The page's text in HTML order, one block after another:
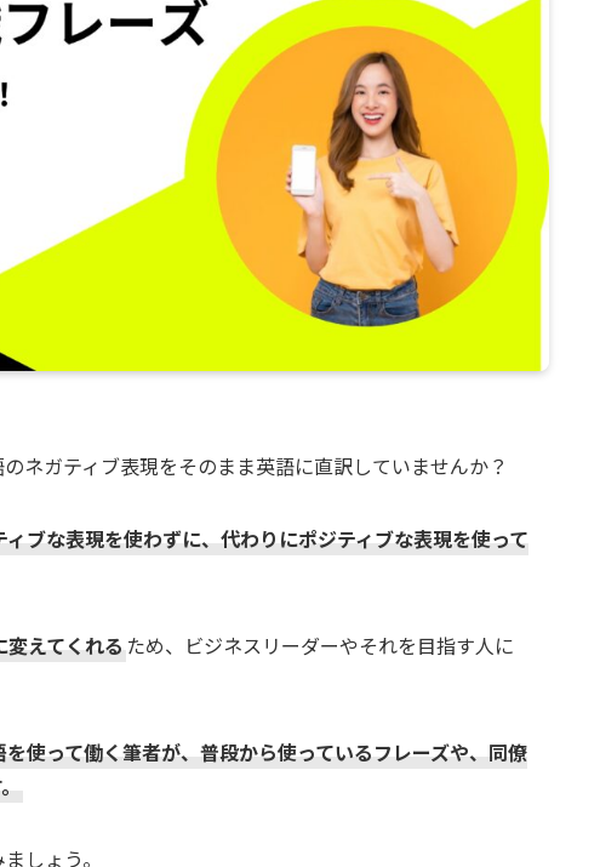
ネガティブ表現をそのまま英語に直訳していませんか？
ィブな表現を使わずに、代わりにポジティブな表現を使って
えてくれる ため、ビジネスリーダーやそれを目指す人に
使って働く筆者が、普段から使っているフレーズや、同僚
しょう。